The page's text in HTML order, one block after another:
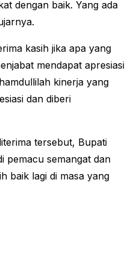
dengan baik. Yang ada
kasih jika apa yang
mendapat apresiasi
kinerja yang
dan diberi
tersebut, Bupati
pemacu semangat dan
baik lagi di masa yang